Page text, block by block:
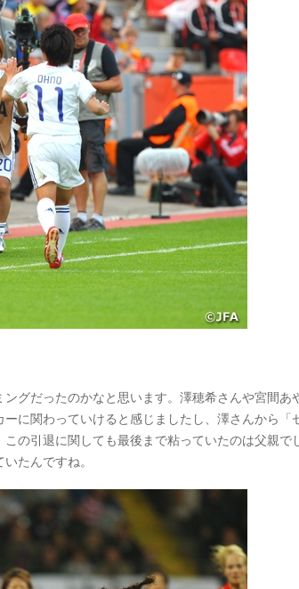
グだったのかなと思います。澤穂希さんや宮間あ
に関わっていけると感じましたし、澤さんから「
の引退に関しても最後まで粘っていたのは父親で
たんですね。